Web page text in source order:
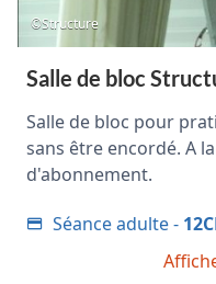
©Structure
Salle de bloc
Salle de bloc pour
sans être encordé. A
d'abonnement.
Séance adulte -